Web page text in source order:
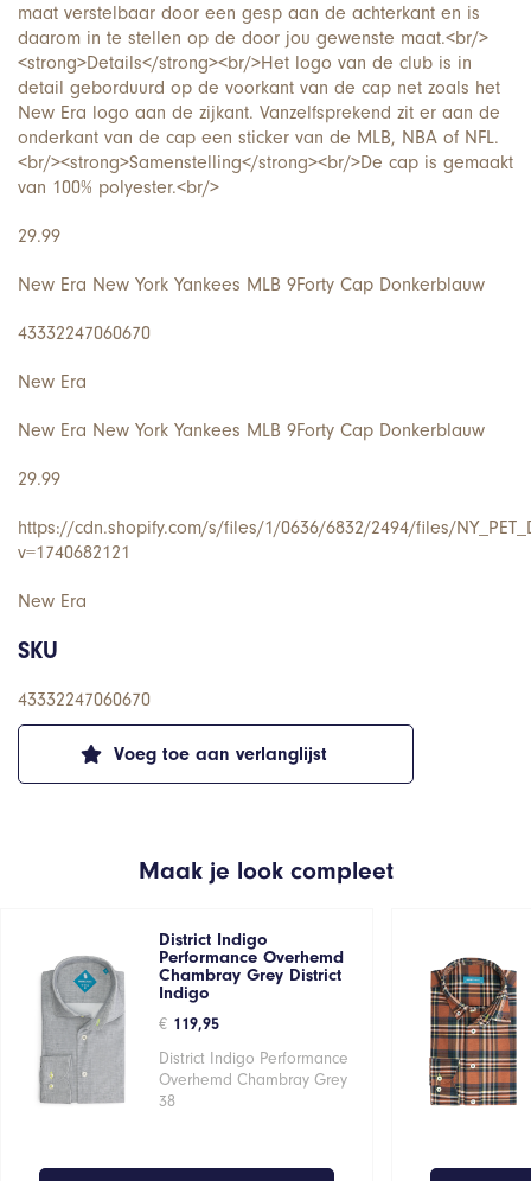
Voeg toe aan verlanglijst
maat verstelbaar door een gesp aan de achterkant en is
daarom in te stellen op de door jou gewenste maat.<br/>
<strong>Details</strong><br/>Het logo van de club is in
detail geborduurd op de voorkant van de cap net zoals het
New Era logo aan de zijkant. Vanzelfsprekend zit er aan de
onderkant van de cap een sticker van de MLB, NBA of NFL.
<br/><strong>Samenstelling</strong><br/>De cap is gemaakt
van 100% polyester.<br/>
29.99
New Era New York Yankees MLB 9Forty Cap Donkerblauw
43332247060670
New Era
New Era New York Yankees MLB 9Forty Cap Donkerblauw
29.99
https://cdn.shopify.com/s/files/1/0636/6832/2494/files/
v=1740682121
New Era
SKU
43332247060670
Maak je look compleet
District Indigo
Performance Overhemd
Chambray Grey District
Indigo
€ 119,95
District Indigo Performance
Overhemd Chambray Grey
38